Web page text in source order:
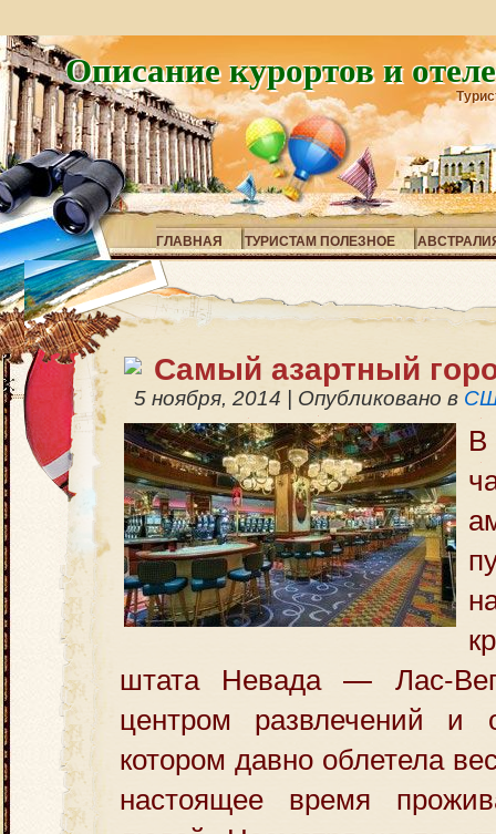
Описание курортов и
ГЛАВНАЯ ТУРИСТАМ ПОЛЕЗНОЕ
Самый азартный
5 ноября, 2014 Опубликовано в
штата Невада — Лас-
центром развлечений и
котором давно облетела
настоящее время